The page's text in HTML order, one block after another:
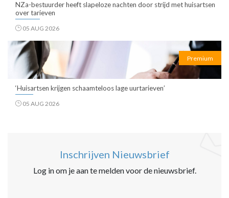
NZa-bestuurder heeft slapeloze nachten door strijd met huisartsen
over tarieven
05 AUG 2026
Premium
‘Huisartsen krijgen schaamteloos lage uurtarieven’
05 AUG 2026
Inschrijven Nieuwsbrief
Log in om je aan te melden voor de nieuwsbrief.